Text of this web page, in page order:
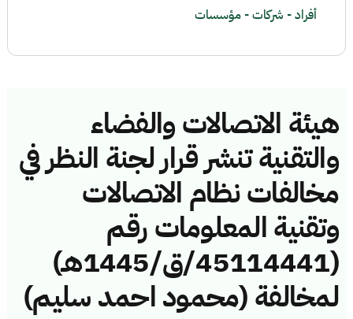
هيئة الاتصالات والفضاء
والتقنية تنشر قرار لجنة النظر في
مخالفات نظام الاتصالات
وتقنية المعلومات رقم
(45114441/ق/1445هـ)
لمخالفة (محمود احمد سليم)
أفراد - شركات - مؤسسات